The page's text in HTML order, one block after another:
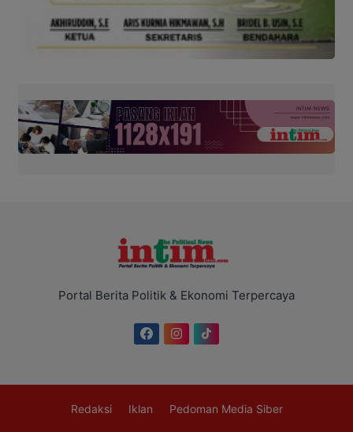
Portal Berita Politik & Ekonomi Terpercaya
Redaksi Iklan Pedoman Media Siber